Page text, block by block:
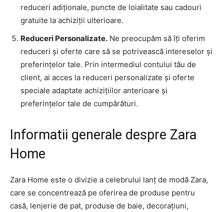
reduceri adiționale, puncte de loialitate sau cadouri
gratuite la achiziții ulterioare.
Reduceri Personalizate. Ne preocupăm să îți oferim
reduceri și oferte care să se potrivească intereselor și
preferințelor tale. Prin intermediul contului tău de
client, ai acces la reduceri personalizate și oferte
speciale adaptate achizițiilor anterioare și
preferințelor tale de cumpărături.
Informatii generale despre Zara
Home
Zara Home este o divizie a celebrului lanț de modă Zara,
care se concentrează pe oferirea de produse pentru
casă, lenjerie de pat, produse de baie, decorațiuni,